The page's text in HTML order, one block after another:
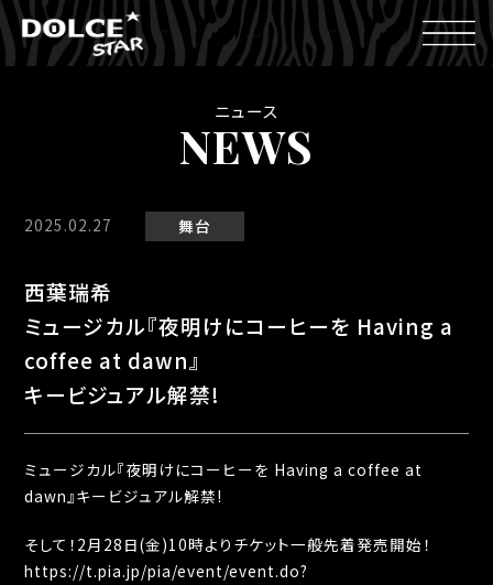
ニュース
NEWS
2025.02.27 舞台
西葉瑞希
ミュージカル『夜明けにコーヒーを Having a
coffee at dawn』
キービジュアル解禁!
ミュージカル『夜明けにコーヒーを Having a coffee at
dawn』キービジュアル解禁!
そして！2月28日(金)10時よりチケット一般先着発売開始！
https://t.pia.jp/pia/event/event.do?